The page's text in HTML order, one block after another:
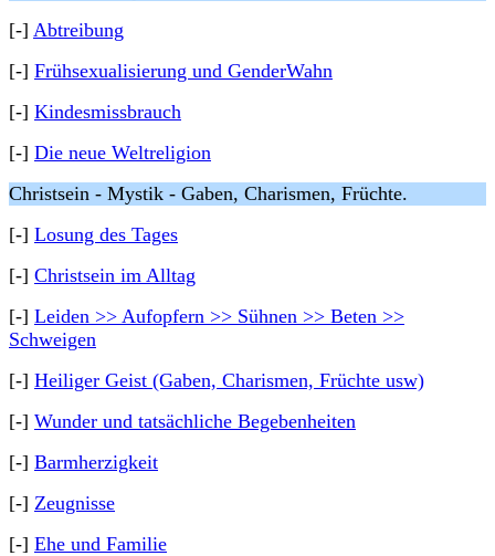
[-] Abtreibung
[-] Frühsexualisierung und GenderWahn
[-] Kindesmissbrauch
[-] Die neue Weltreligion
Christsein - Mystik - Gaben, Charismen, Früchte.
[-] Losung des Tages
[-] Christsein im Alltag
[-] Leiden >> Aufopfern >> Sühnen >> Beten >>
Schweigen
[-] Heiliger Geist (Gaben, Charismen, Früchte usw)
[-] Wunder und tatsächliche Begebenheiten
[-] Barmherzigkeit
[-] Zeugnisse
[-] Ehe und Familie